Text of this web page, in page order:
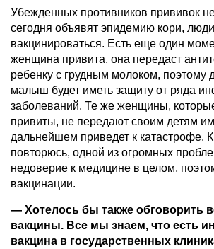
Убежденных противников прививок
сегодня объявят эпидемию кори,
вакцинироваться. Есть еще один
женщина привита, она передаст
ребенку с грудным молоком, поэтому
малыш будет иметь защиту от ряда
заболеваний. Те же женщины,
привиты, не передают своим детям
дальнейшем приведет к катастрофе.
повторюсь, одной из огромных
недоверие к медицине в целом,
вакцинации.
— Хотелось бы также обговорить
вакцины. Все мы знаем, что есть
вакцина в государственных